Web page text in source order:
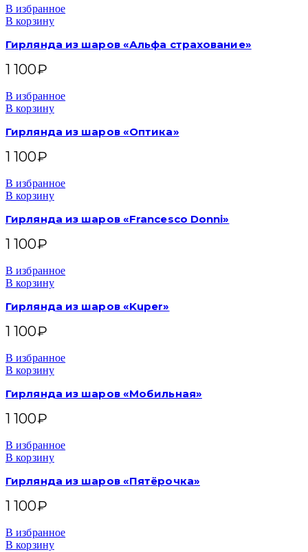
В избранное
В корзину
Гирлянда из шаров «Альфа страхование»
1 100₽
В избранное
В корзину
Гирлянда из шаров «Оптика»
1 100₽
В избранное
В корзину
Гирлянда из шаров «Francesco Donni»
1 100₽
В избранное
В корзину
Гирлянда из шаров «Kuper»
1 100₽
В избранное
В корзину
Гирлянда из шаров «Мобильная»
1 100₽
В избранное
В корзину
Гирлянда из шаров «Пятёрочка»
1 100₽
В избранное
В корзину